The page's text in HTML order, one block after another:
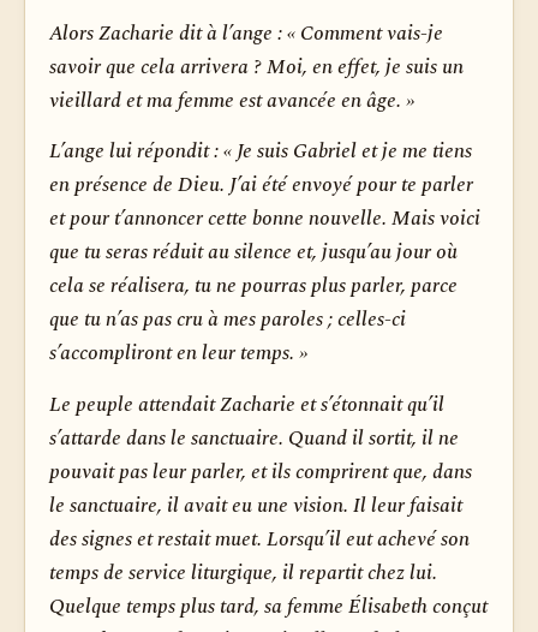
Alors Zacharie dit à l’ange : « Comment vais-je
savoir que cela arrivera ? Moi, en effet, je suis un
vieillard et ma femme est avancée en âge. »
L’ange lui répondit : « Je suis Gabriel et je me tiens
en présence de Dieu. J’ai été envoyé pour te parler
et pour t’annoncer cette bonne nouvelle. Mais voici
que tu seras réduit au silence et, jusqu’au jour où
cela se réalisera, tu ne pourras plus parler, parce
que tu n’as pas cru à mes paroles ; celles-ci
s’accompliront en leur temps. »
Le peuple attendait Zacharie et s’étonnait qu’il
s’attarde dans le sanctuaire. Quand il sortit, il ne
pouvait pas leur parler, et ils comprirent que, dans
le sanctuaire, il avait eu une vision. Il leur faisait
des signes et restait muet. Lorsqu’il eut achevé son
temps de service liturgique, il repartit chez lui.
Quelque temps plus tard, sa femme Élisabeth conçut